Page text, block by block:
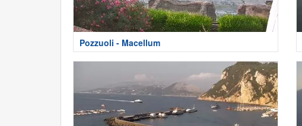
Pozzuoli - Macellum